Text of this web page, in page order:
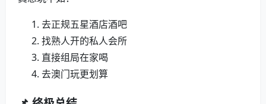
去正规五星酒店酒吧
找熟人开的私人会所
直接组局在家喝
去澳门玩更划算